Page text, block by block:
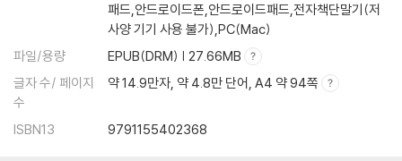
패드,안드로이드폰,안드로이드패드,전자책단말기(저
사양 기기 사용 불가),PC(Mac)
파일/용량
EPUB(DRM) | 27.66MB
글자 수/ 페이지
수
약 14.9만자, 약 4.8만 단어, A4 약 94쪽
ISBN13 9791155402368